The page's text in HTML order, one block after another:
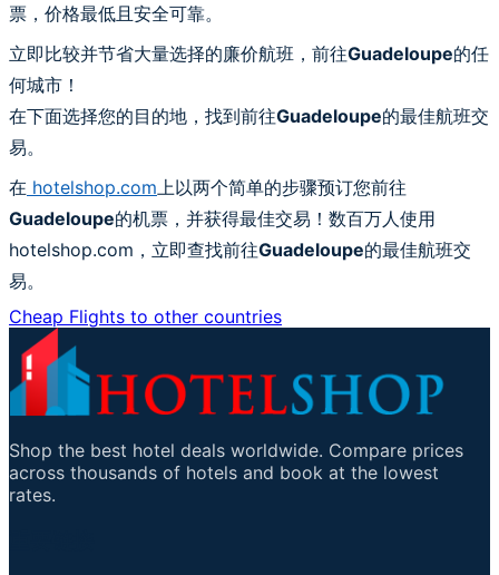
票，价格最低且安全可靠。
立即比较并节省大量选择的廉价航班，前往Guadeloupe的任
何城市！
在下面选择您的目的地，找到前往Guadeloupe的最佳航班交
易。
在 hotelshop.com 上以两个简单的步骤预订您前往
Guadeloupe的机票，并获得最佳交易！数百万人使用
hotelshop.com，立即查找前往Guadeloupe的最佳航班交
易。
Cheap Flights to other countries
Shop the best hotel deals worldwide. Compare prices
across thousands of hotels and book at the lowest
rates.